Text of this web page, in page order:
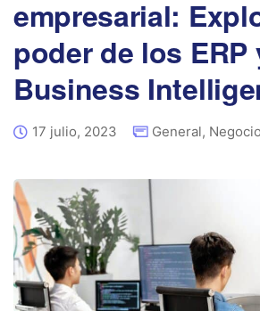
empresarial:
poder de los ERP
Business
17 julio, 2023 General,